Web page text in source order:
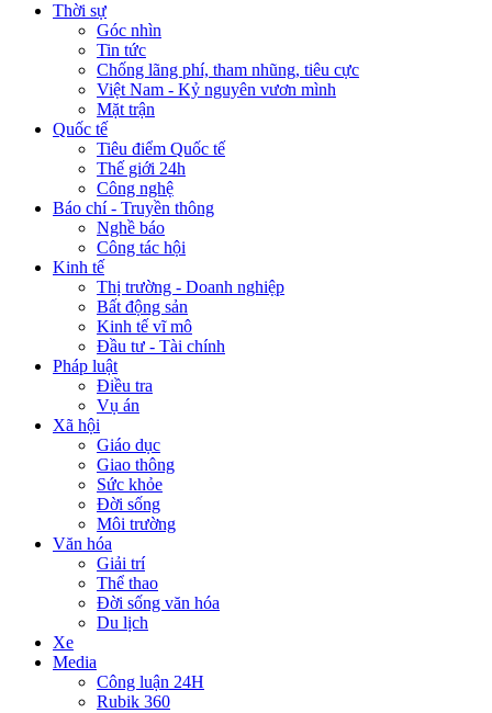
Thời sự
Góc nhìn
Tin tức
Chống lãng phí, tham nhũng, tiêu cực
Việt Nam - Kỷ nguyên vươn mình
Mặt trận
Quốc tế
Tiêu điểm Quốc tế
Thế giới 24h
Công nghệ
Báo chí - Truyền thông
Nghề báo
Công tác hội
Kinh tế
Thị trường - Doanh nghiệp
Bất động sản
Kinh tế vĩ mô
Đầu tư - Tài chính
Pháp luật
Điều tra
Vụ án
Xã hội
Giáo dục
Giao thông
Sức khỏe
Đời sống
Môi trường
Văn hóa
Giải trí
Thể thao
Đời sống văn hóa
Du lịch
Xe
Media
Công luận 24H
Rubik 360